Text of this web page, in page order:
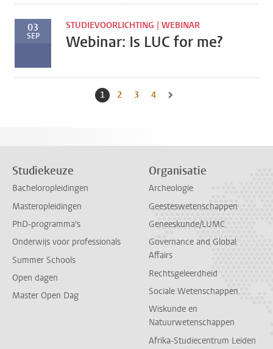
03
SEP
STUDIEVOORLICHTING | WEBINAR
Webinar: Is LUC for me?
Huidige pagina, pagina
1 Naar pagina
2 Naar pagina
3 Naar pagina
4
Studiekeuze
Bacheloropleidingen
Masteropleidingen
PhD-programma's
Onderwijs voor professionals
Summer Schools
Open dagen
Master Open Dag
Organisatie
Archeologie
Geesteswetenschappen
Geneeskunde/LUMC
Governance and Global
Affairs
Rechtsgeleerdheid
Sociale Wetenschappen
Wiskunde en
Natuurwetenschappen
Afrika-Studiecentrum Leiden